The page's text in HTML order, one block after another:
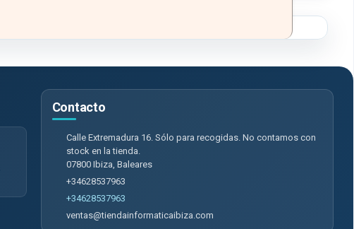
Contacto
Calle Extremadura 16. Sólo para recogidas. No contamos con
stock en la tienda.
07800 Ibiza, Baleares
+34628537963
+34628537963
ventas@tiendainformaticaibiza.com